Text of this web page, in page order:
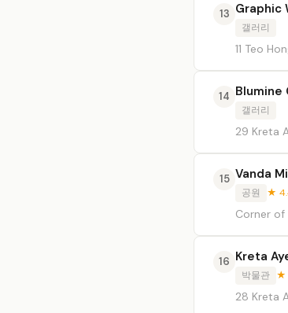
13 Graphic
갤러리
11 Teo
14 Blumine
갤러리
29 Kreta
15 Vanda
공원 ★
Corner of
16 Kreta
박물관 ★
28 Kreta